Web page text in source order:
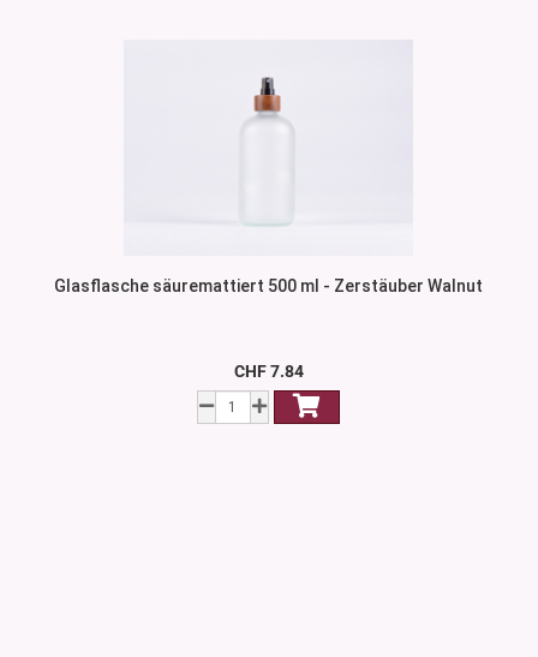
Glasflasche säuremattiert 500 ml - Zerstäuber Walnut
CHF 7.84